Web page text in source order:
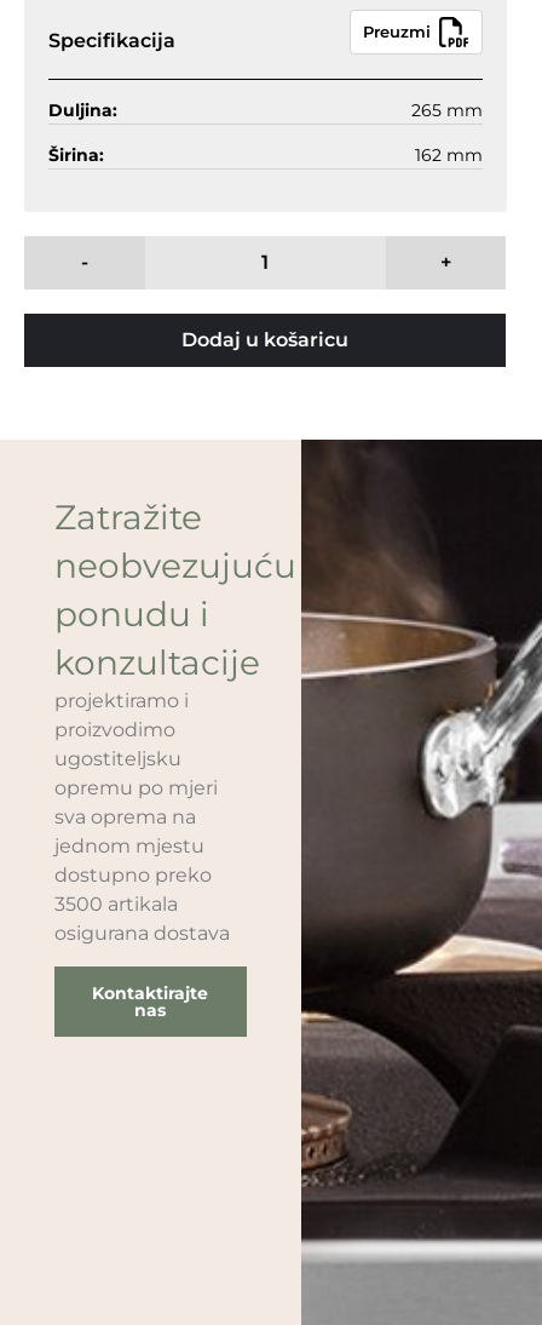
Specifikacija Preuzmi
Duljina: 265 mm
Širina: 162 mm
- +
Dodaj u košaricu
Zatražite
neobvezujuću
ponudu i
konzultacije
projektiramo i
proizvodimo
ugostiteljsku
opremu po mjeri
sva oprema na
jednom mjestu
dostupno preko
3500 artikala
osigurana dostava
Kontaktirajte
nas